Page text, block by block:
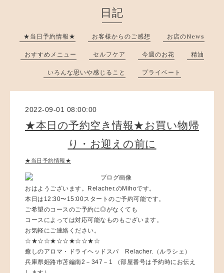
日記
★当日予約情報★ お客様からのご感想 お店のNews
おすすめメニュー セルフケア 今週のお花 精油
いろんな思いや感じること プライベート
2022-09-01 08:00:00
★本日の予約空き情報★お買い物帰
り・お迎えの前に
★当日予約情報★
おはようございます。Relacher.のMihoです。
本日は12:30〜15:00スタートのご予約可能です。
ご希望のコースのご予約に◎がなくても
コースによっては対応可能なものもございます。
お気軽にご連絡ください。
☆★☆☆★☆☆★☆☆★☆
癒しのアロマ・ドライヘッドスパ Relacher.（ルラシェ）
兵庫県姫路市苫編南2－347－1 （部屋番号は予約時にお伝え